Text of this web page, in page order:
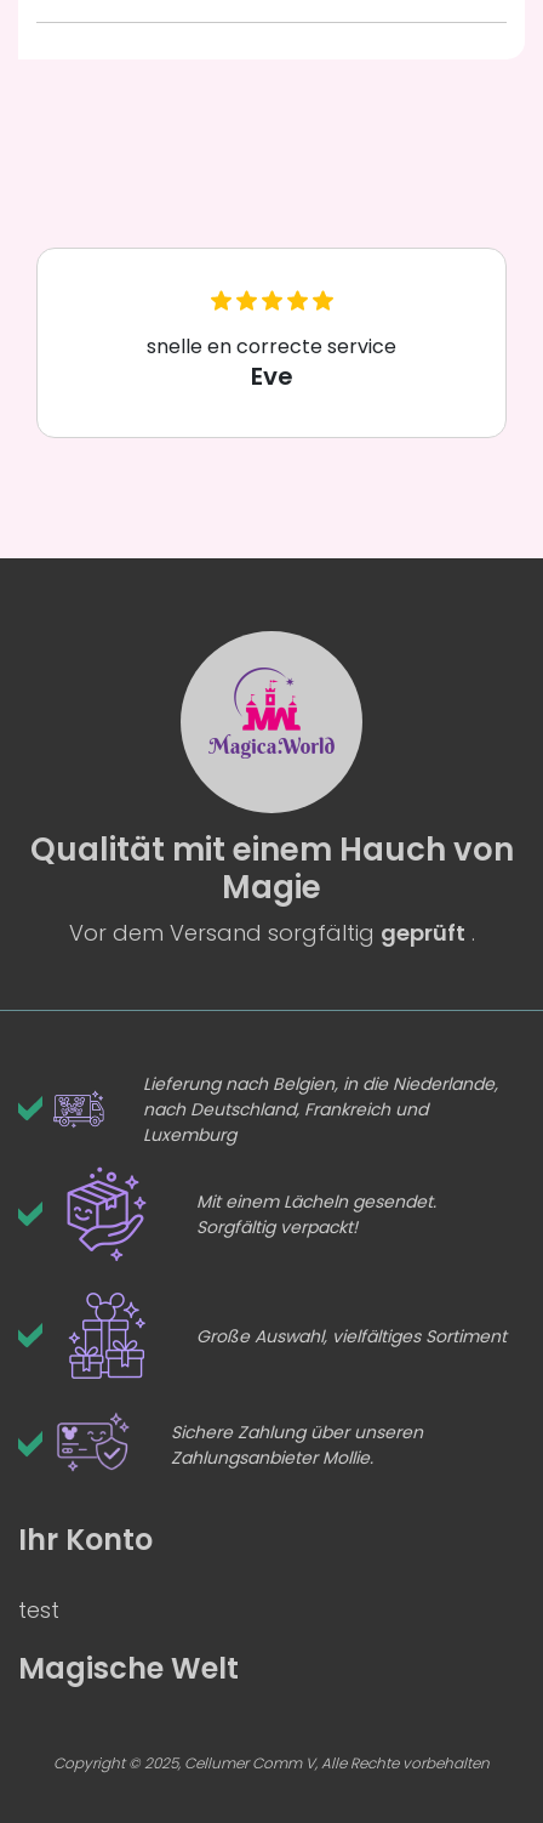
snelle en correcte service
Eve
Qualität mit einem Hauch von
Magie
Vor dem Versand sorgfältig geprüft .
Lieferung nach Belgien, in die Niederlande,
nach Deutschland, Frankreich und
Luxemburg
Mit einem Lächeln gesendet.
Sorgfältig verpackt!
Große Auswahl, vielfältiges Sortiment
Sichere Zahlung über unseren
Zahlungsanbieter Mollie.
Magische Welt
Ihr Konto
test
Copyright © 2025, Cellumer Comm V, Alle Rechte vorbehalten